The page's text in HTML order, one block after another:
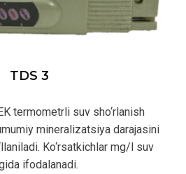
TDS 3
termometrli suv sho‘rlanish
mineralizatsiya darajasini
Ko‘rsatkichlar mg/l suv
ifodalanadi.